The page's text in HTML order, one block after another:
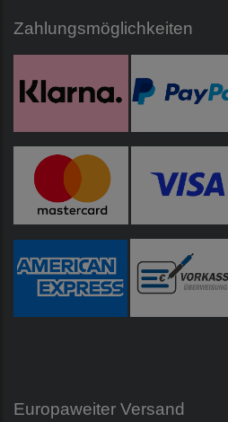
Zahlungsmöglichkeiten
Europaweiter Versand